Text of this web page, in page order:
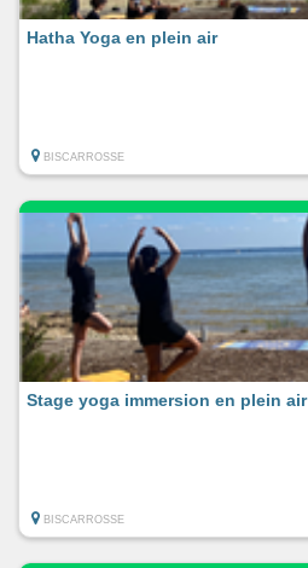
Hatha Yoga en plein air
BISCARROSSE
Stage yoga immersion en plein air
BISCARROSSE